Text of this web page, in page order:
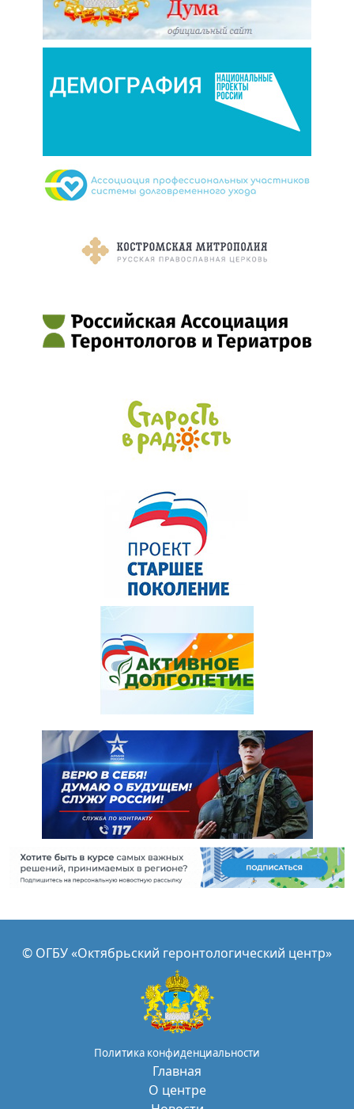
© ОГБУ «Октябрьский геронтологический центр»
Политика конфиденциальности
Главная
О центре